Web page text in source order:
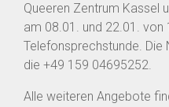
Queeren Zentrum Kassel
am 08.01. und 22.01. von
Telefonsprechstunde. Die
die +49 159 04695252.
Alle weiteren Angebote